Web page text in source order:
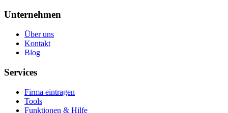
Unternehmen
Über uns
Kontakt
Blog
Services
Firma eintragen
Tools
Funktionen & Hilfe